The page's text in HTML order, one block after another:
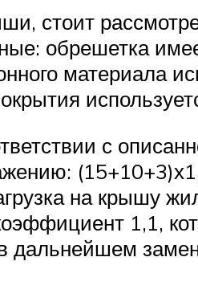
стоит
обрешетка
материала
с
на крышу
1,1,
дальнейшем